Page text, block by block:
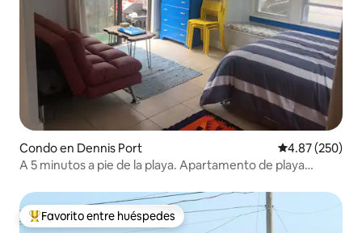
Condo en Dennis Port Calificación
4.87 (250)
A 5 minutos a pie de la playa. Apartamento de playa
Favorito entre huéspedes preferido
Favorito entre huéspedes